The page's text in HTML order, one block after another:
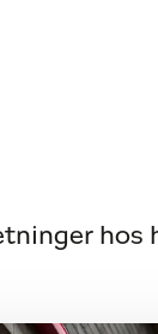
hos